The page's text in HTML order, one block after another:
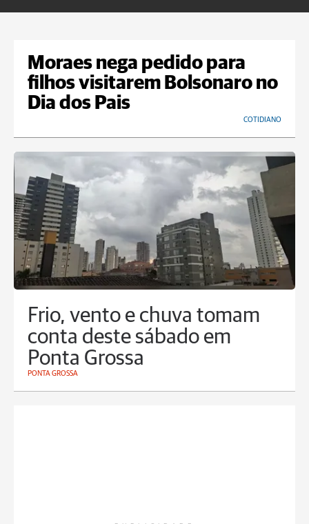
Moraes nega pedido para
filhos visitarem Bolsonaro no
Dia dos Pais
COTIDIANO
Frio, vento e chuva tomam
conta deste sábado em
Ponta Grossa
PONTA GROSSA